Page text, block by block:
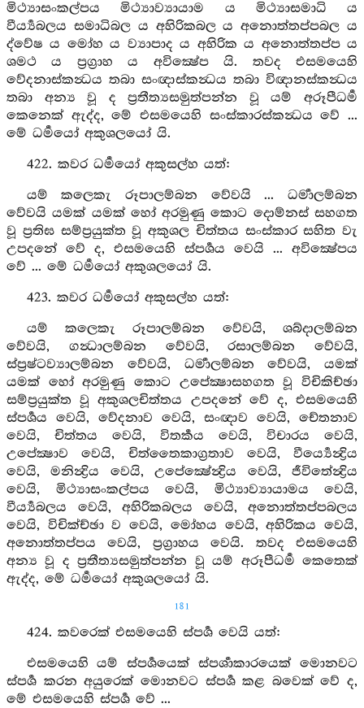
මිථ්‍යාසංකල්පය මිථ්‍යාව්‍යායාම ය මිථ්‍යාසමාධි ය
වීර්‍ය්‍යබලය සමාධිබල ය අහිරිකබල ය අනොත්තප්පබල ය
ද්වේෂ ය මෝහ ය ව්‍යාපාද ය අහිරික ය අනොත්තප්ප ය
ශමථ ය ප්‍රග්‍රාහ ය අවික්‍ෂේප යි. තවද එසමයෙහි
වේදනාස්කන්‍ධය තබා සංඥාස්කන්‍ධය තබා විඥානස්කන්‍ධය
තබා අන්‍ය වූ ද ප්‍රතීත්‍යසමුත්පන්න වූ යම් අරූපීධර්‍ම
කෙනෙක් ඇද්ද, මේ එසමයෙහි සංස්කාරස්කන්‍ධය වේ ...
මේ ධර්‍මයෝ අකුශලයෝ යි.
422. කවර ධර්‍මයෝ අකුසල්හ යත්:
යම් කලෙකැ රූපාලම්බන වේවයි ... ධර්‍මාලම්බන
වේවයි යමක් යමක් හෝ අරමුණු කොට දොම්නස් සහගත
වූ ප්‍රතිඝ සම්ප්‍රයුක්ත වූ අකුශල චිත්තය සංස්කාර සහිත වැ
උපදනේ වේ ද, එසමයෙහි ස්පර්‍ශය වෙයි ... අවික්‍ෂේපය
වේ ... මේ ධර්‍මයෝ අකුශලයෝ යි.
423. කවර ධර්‍මයෝ අකුසල්හ යත්:
යම් කලෙකැ රූපාලම්බන වේවයි, ශබ්දාලම්බන
වේවයි, ගන්‍ධාලම්බන වේවයි, රසාලම්බන වේවයි,
ස්ප්‍රෂ්ටව්‍යාලම්බන වේවයි, ධර්‍මාලම්බන වේවයි, යමක්
යමක් හෝ අරමුණු කොට උපේක්‍ෂාසහගත වූ විචිකිච්ඡා
සම්ප්‍රයුක්ත වූ අකුශලචිත්තය උපදනේ වේ ද, එසමයෙහි
ස්පර්‍ශය වෙයි, වේදනාව වෙයි, සංඥාව වෙයි, චේතනාව
වෙයි, චිත්තය වෙයි, විතර්‍කය වෙයි, විචාරය වෙයි,
උපේක්‍ෂාව වෙයි, චිත්තෛකාග්‍රතාව වෙයි, වීර්‍ය්‍යෙන්‍ද්‍රිය
වෙයි, මනින්‍ද්‍රිය වෙයි, උපේක්‍ෂේන්‍ද්‍රිය වෙයි, ජීවිතේන්‍ද්‍රිය
වෙයි, මිථ්‍යාසංකල්පය වෙයි, මිථ්‍යාව්‍යායාමය වෙයි,
වීර්‍ය්‍යබලය වෙයි, අහිරිකබලය වෙයි, අනොත්තප්පබලය
වෙයි, විචික්ච්ඡා ව වෙයි, මෝහය වෙයි, අහිරිකය වෙයි,
අනොත්තප්පය වෙයි, ප්‍රග්‍රාහය වෙයි. තවද එසමයෙහි
අන්‍ය වූ ද ප්‍රතීත්‍යසමුත්පන්න වූ යම් අරූපීධර්‍ම කෙතෙක්
ඇද්ද, මේ ධර්‍මයෝ අකුශලයෝ යි.
181
424. කවරෙක් එසමයෙහි ස්පර්‍ශ වෙයි යත්:
එසමයෙහි යම් ස්පර්‍ශයෙක් ස්පර්‍ශාකාරයෙක් මොනවට
ස්පර්‍ශ කරන අයුරෙක් මොනවට ස්පර්‍ශ කළ බවෙක් වේ ද,
මේ එසමයෙහි ස්පර්‍ශ වේ ...